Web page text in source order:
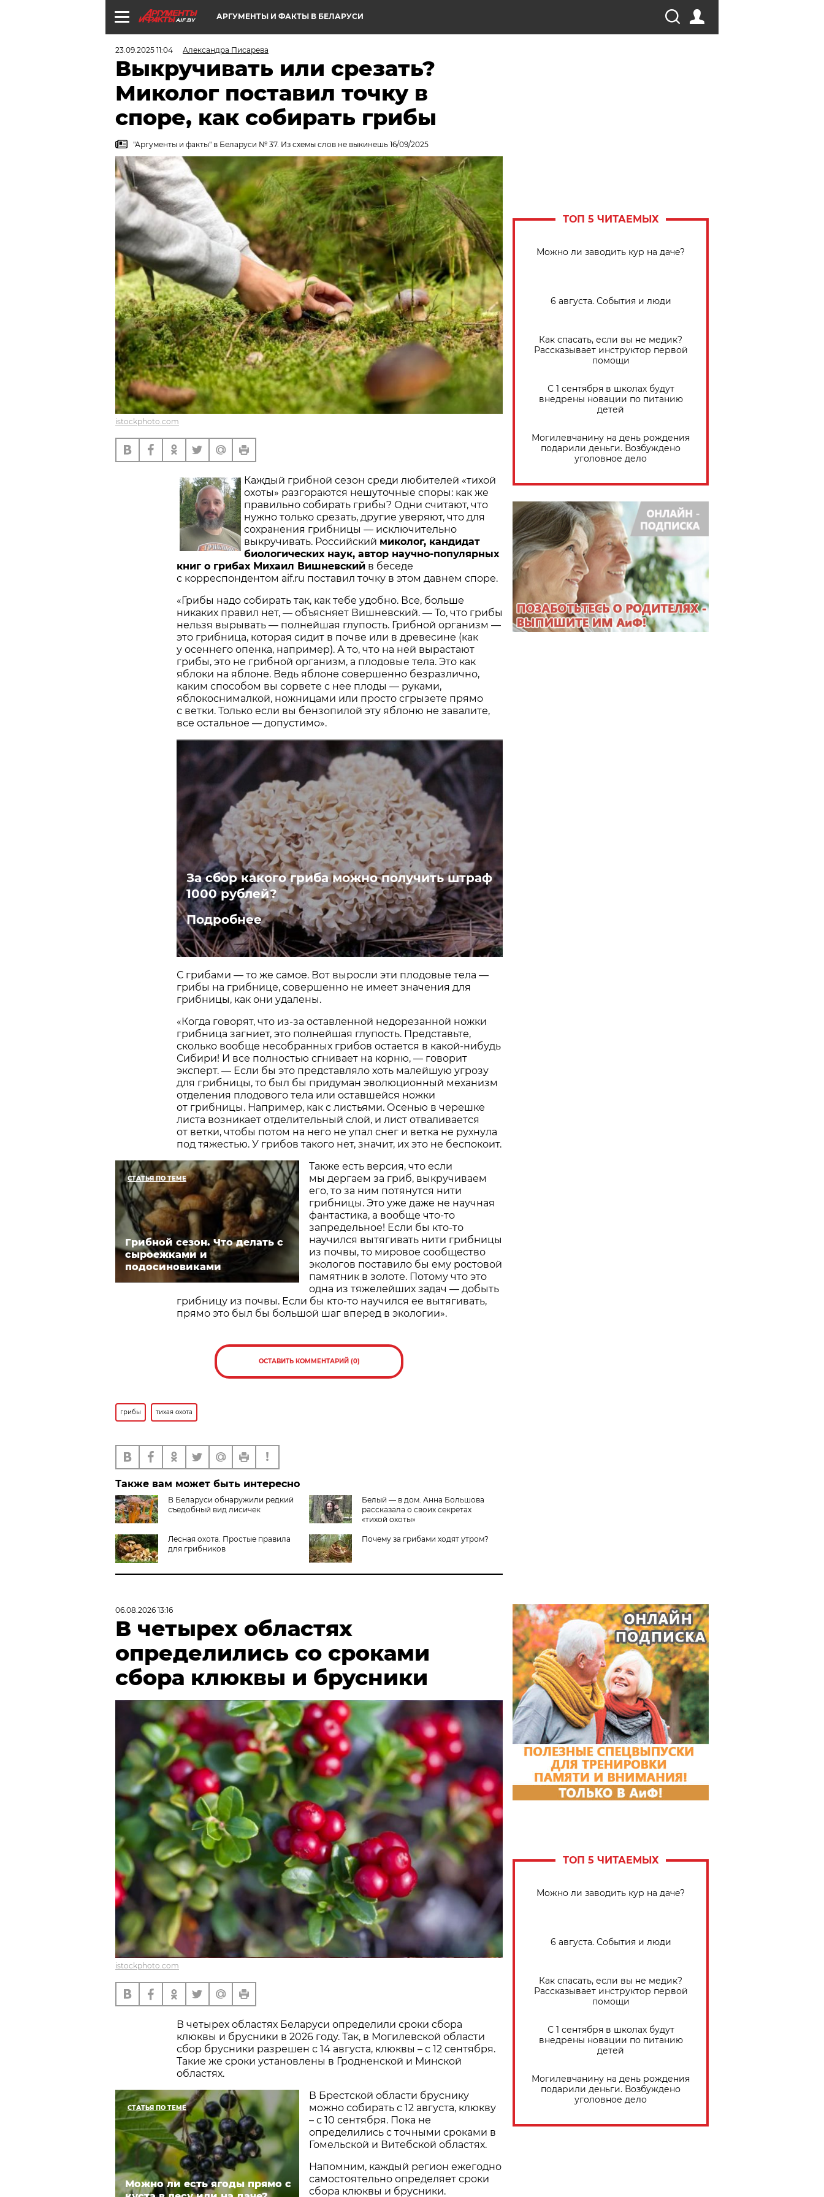
AIF.BY АРГУМЕНТЫ И ФАКТЫ В БЕЛАРУСИ
23.09.2025 11:04 Александра Писарева
Выкручивать или срезать?
Миколог поставил точку в
споре, как собирать грибы
"Аргументы и факты" в Беларуси № 37. Из схемы слов не выкинешь 16/09/2025
istockphoto.com
Каждый грибной сезон среди любителей «тихой
охоты» разгораются нешуточные споры: как же
правильно собирать грибы? Одни считают, что
нужно только срезать, другие уверяют, что для
сохранения грибницы — исключительно
выкручивать. Российский миколог, кандидат
биологических наук, автор научно-популярных
книг о грибах Михаил Вишневский в беседе
с корреспондентом aif.ru поставил точку в этом давнем споре.
«Грибы надо собирать так, как тебе удобно. Все, больше
никаких правил нет, — объясняет Вишневский. — То, что грибы
нельзя вырывать — полнейшая глупость. Грибной организм —
это грибница, которая сидит в почве или в древесине (как
у осеннего опенка, например). А то, что на ней вырастают
грибы, это не грибной организм, а плодовые тела. Это как
яблоки на яблоне. Ведь яблоне совершенно безразлично,
каким способом вы сорвете с нее плоды — руками,
яблокоснималкой, ножницами или просто сгрызете прямо
с ветки. Только если вы бензопилой эту яблоню не завалите,
все остальное — допустимо».
За сбор какого гриба можно получить штраф
1000 рублей?
Подробнее
С грибами — то же самое. Вот выросли эти плодовые тела —
грибы на грибнице, совершенно не имеет значения для
грибницы, как они удалены.
«Когда говорят, что из-за оставленной недорезанной ножки
грибница загниет, это полнейшая глупость. Представьте,
сколько вообще несобранных грибов остается в какой-нибудь
Сибири! И все полностью сгнивает на корню, — говорит
эксперт. — Если бы это представляло хоть малейшую угрозу
для грибницы, то был бы придуман эволюционный механизм
отделения плодового тела или оставшейся ножки
от грибницы. Например, как с листьями. Осенью в черешке
листа возникает отделительный слой, и лист отваливается
от ветки, чтобы потом на него не упал снег и ветка не рухнула
под тяжестью. У грибов такого нет, значит, их это не беспокоит.
СТАТЬЯ ПО ТЕМЕ
Грибной сезон. Что делать с
сыроежками и
подосиновиками
Также есть версия, что если
мы дергаем за гриб, выкручиваем
его, то за ним потянутся нити
грибницы. Это уже даже не научная
фантастика, а вообще что-то
запредельное! Если бы кто-то
научился вытягивать нити грибницы
из почвы, то мировое сообщество
экологов поставило бы ему ростовой
памятник в золоте. Потому что это
одна из тяжелейших задач — добыть
грибницу из почвы. Если бы кто-то научился ее вытягивать,
прямо это был бы большой шаг вперед в экологии».
ОСТАВИТЬ КОММЕНТАРИЙ (0)
грибы тихая охота
Также вам может быть интересно
В Беларуси обнаружили редкий
съедобный вид лисичек
Белый — в дом. Анна Большова
рассказала о своих секретах
«тихой охоты»
Лесная охота. Простые правила
для грибников
Почему за грибами ходят утром?
ТОП 5 ЧИТАЕМЫХ
Можно ли заводить кур на даче?
6 августа. События и люди
Как спасать, если вы не медик?
Рассказывает инструктор первой
помощи
С 1 сентября в школах будут
внедрены новации по питанию
детей
Могилевчанину на день рождения
подарили деньги. Возбуждено
уголовное дело
06.08.2026 13:16
В четырех областях
определились со сроками
сбора клюквы и брусники
istockphoto.com
В четырех областях Беларуси определили сроки сбора
клюквы и брусники в 2026 году. Так, в Могилевской области
сбор брусники разрешен с 14 августа, клюквы – с 12 сентября.
Такие же сроки установлены в Гродненской и Минской
областях.
СТАТЬЯ ПО ТЕМЕ
Можно ли есть ягоды прямо с
В Брестской области бруснику
можно собирать с 12 августа, клюкву
– с 10 сентября. Пока не
определились с точными сроками в
Гомельской и Витебской областях.
Напомним, каждый регион ежегодно
самостоятельно определяет сроки
сбора клюквы и брусники.
ТОП 5 ЧИТАЕМЫХ
Можно ли заводить кур на даче?
6 августа. События и люди
Как спасать, если вы не медик?
Рассказывает инструктор первой
помощи
С 1 сентября в школах будут
внедрены новации по питанию
детей
Могилевчанину на день рождения
подарили деньги. Возбуждено
уголовное дело